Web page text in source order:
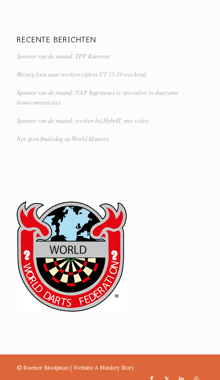
RECENTE BERICHTEN
Sponsor van de maand: TPP Kamstra
Weinig loon naar werken tijdens CT 15-19 weekend
Sponsor van de maand: NAP Ingenieurs is specialist in duurzame
bouwconstructies
Sponsor van de maand: werken bij HybrIT, met video
Net geen finaledag op World Masters
© Roemer Mooijman | Website A Monkey Story